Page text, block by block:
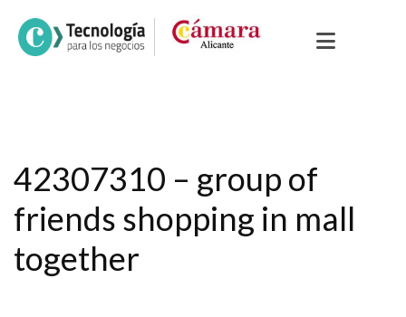
42307310 – group of
friends shopping in mall
together